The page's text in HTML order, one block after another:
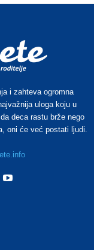
i zahteva ogromna
uloga koju u
deca rastu brže nego
oni će već postati ljudi.